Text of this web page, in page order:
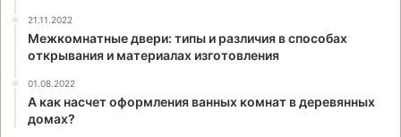
21.11.2022
Межкомнатные двери: типы и различия в способах
открывания и материалах изготовления
01.08.2022
А как насчет оформления ванных комнат в деревянных
домах?